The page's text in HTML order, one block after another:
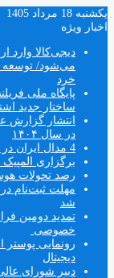
یکشنبه 18 مرداد 1405
اخبار ویژه
دیجی‌کالا وارد
می‌شود/ توسعه
خرد
ساختار جدید
انتشار گزارش
در سال ۱۴۰۴
4 مدال ایران در المپیاد جهانی هوش مصنوعی
برگزاری المپیک فناوری ۲۰۲۶ مهرماه ۱۴۰۵
رصد تحولات
شد
تمدید دومین
خصوصی
دیجیتال
دبیر شورای